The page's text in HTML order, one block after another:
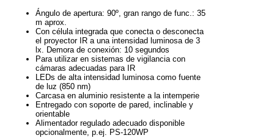
Ángulo de apertura: 90º, gran rango de func.: 35
m aprox.
Con célula integrada que conecta o desconecta
el proyector IR a una intensidad luminosa de 3
lx. Demora de conexión: 10 segundos
Para utilizar en sistemas de vigilancia con
cámaras adecuadas para IR
LEDs de alta intensidad luminosa como fuente
de luz (850 nm)
Carcasa en aluminio resistente a la intemperie
Entregado con soporte de pared, inclinable y
orientable
Alimentador regulado adecuado disponible
opcionalmente, p.ej. PS-120WP